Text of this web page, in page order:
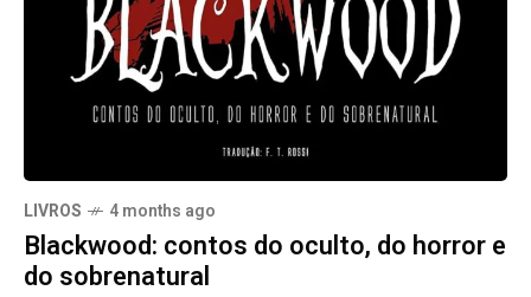
LIVROS 4 months ago
Blackwood: contos do oculto, do horror e
do sobrenatural